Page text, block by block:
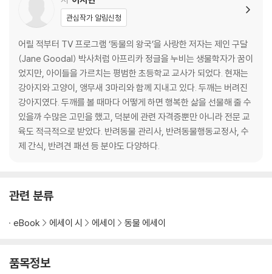
3장 배려와 사랑이 흘러넘쳐요
친구를 사귀는 최적의 장소
즐겁게 뛰노는 강아지 놀이터
맞춤 케어가 가능한 강아지 천국
사랑받을 수 있는 따뜻한 힐링 스팟
사랑과 배려의 증거
4장 예비 원생을 위한 다섯 고개
반려견 유치원은 언제부터 가야 해?
우리 강아지의 성격은?
반려견 유치원에서 어떤 일이 벌어지지?
5장 이제 슬슬 유치원을 골라볼까?
관심작가 알림신청
어릴 적부터 TV 프로그램 ‘동물의 왕국’을 사랑한 저자는 제인 구달
(Jane Goodal) 박사처럼 아프리카 정글을 누비는 생물학자가 꿈이
었지만, 아이들을 가르치는 평범한 초등학교 교사가 되었다. 현재는
강아지와 고양이, 앵무새 3마리와 함께 지내고 있다. 두깨는 버려진
강아지였다. 두깨를 볼 때마다 어떻게 하면 행복한 삶을 선물해 줄 수
있을까 수많은 고민을 했고, 덕분에 관련 자격증뿐만 아니라 전문 교
육도 적극적으로 받았다. 반려동물 관리사, 반려동물행동교정사, 수
제 간식, 반려견 패션 등 분야도 다양하다.
관련 분류
eBook 에세이 시 에세이 동물 에세이
품목정보